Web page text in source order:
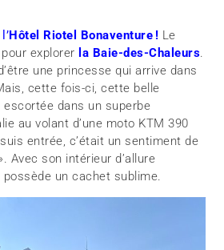
l’Hôtel Riotel Bonaventure ! Le
explorer la Baie-des-Chaleurs.
une princesse qui arrive dans
cette fois-ci, cette belle
escortée dans un superbe
au volant d’une moto KTM 390
entrée, c’était un sentiment de
Avec son intérieur d’allure
un cachet sublime.